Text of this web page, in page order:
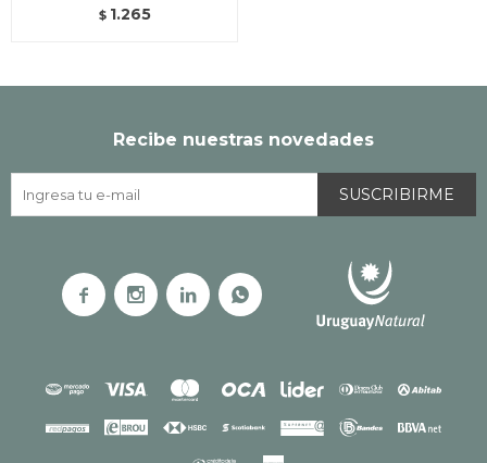
$ 1.265
Recibe nuestras novedades
SUSCRIBIRME
   